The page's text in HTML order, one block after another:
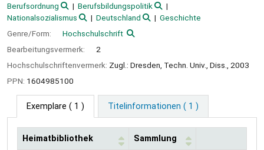
Berufsordnung
Berufsbildungspolitik
Nationalsozialismus
Deutschland
Geschichte
Genre/Form:
Hochschulschrift
Bearbeitungsvermerk:
2
Hochschulschriftenvermerk: Zugl.: Dresden, Techn. Univ., Diss., 2003
PPN: 1604985100
Exemplare ( 1 ) Titelinformationen ( 1 )
Heimatbibliothek Sammlung